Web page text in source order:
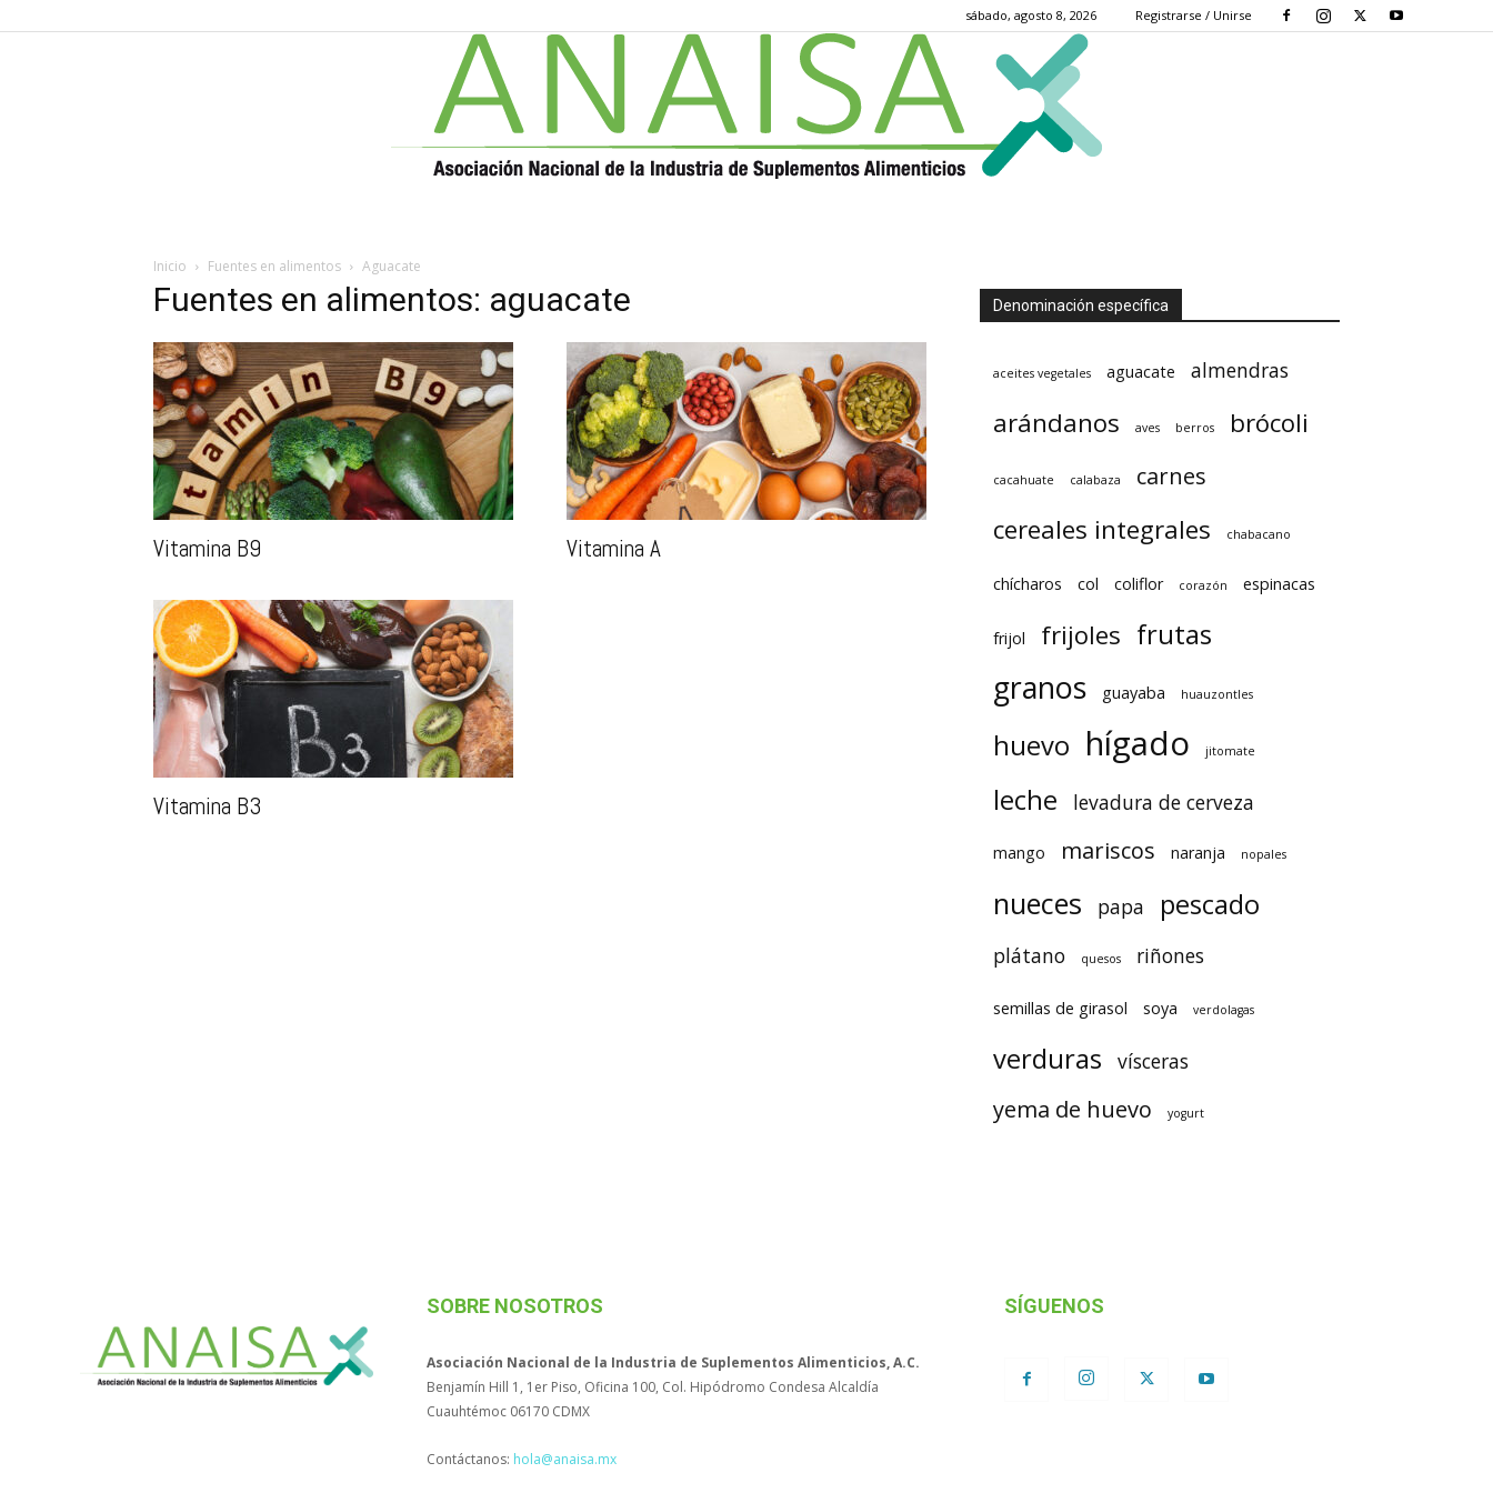
sábado, agosto 8, 2026 Registrarse / Unirse
Inicio Fuentes en alimentos Aguacate
Fuentes en alimentos: aguacate
Vitamina B9 Vitamina A
Vitamina B3
Denominación específica
aceites vegetales aguacate almendras
arándanos aves berros brócoli
cacahuate calabaza carnes
cereales integrales chabacano
chícharos col coliflor corazón espinacas
frijol frijoles frutas
granos guayaba huauzontles
huevo hígado jitomate
leche levadura de cerveza
mango mariscos naranja nopales
nueces papa pescado
plátano quesos riñones
semillas de girasol soya verdolagas
verduras vísceras
yema de huevo yogurt
SOBRE NOSOTROS
Asociación Nacional de la Industria de Suplementos Alimenticios, A.C.
Benjamín Hill 1, 1er Piso, Oficina 100, Col. Hipódromo Condesa Alcaldía
Cuauhtémoc 06170 CDMX
Contáctanos: hola@anaisa.mx
SÍGUENOS